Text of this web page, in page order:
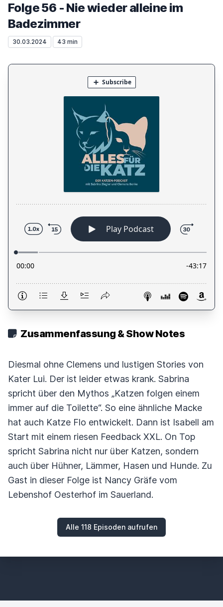
Folge 56 - Nie wieder alleine im
Badezimmer
30.03.2024 43 min
Zusammenfassung & Show Notes
Diesmal ohne Clemens und lustigen Stories von
Kater Lui. Der ist leider etwas krank. Sabrina
spricht über den Mythos „Katzen folgen einem
immer auf die Toilette“. So eine ähnliche Macke
hat auch Katze Flo entwickelt. Dann ist Isabell am
Start mit einem riesen Feedback XXL. On Top
spricht Sabrina nicht nur über Katzen, sondern
auch über Hühner, Lämmer, Hasen und Hunde. Zu
Gast in dieser Folge ist Nancy Gräfe vom
Lebenshof Oesterhof im Sauerland.
Alle 118 Episoden aufrufen